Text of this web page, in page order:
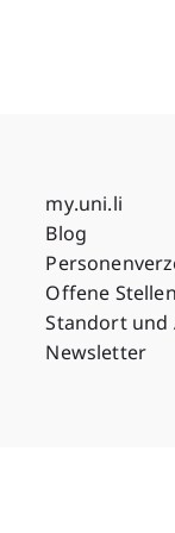
my.uni.li
Blog
Offene Stellen
Standort und
Newsletter